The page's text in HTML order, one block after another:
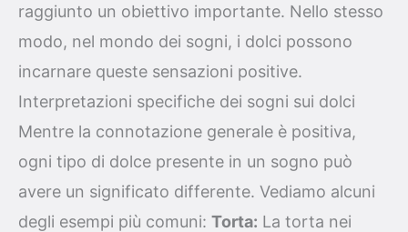
raggiunto un obiettivo importante. Nello stesso
modo, nel mondo dei sogni, i dolci possono
incarnare queste sensazioni positive.
Interpretazioni specifiche dei sogni sui dolci
Mentre la connotazione generale è positiva,
ogni tipo di dolce presente in un sogno può
avere un significato differente. Vediamo alcuni
degli esempi più comuni: Torta: La torta nei